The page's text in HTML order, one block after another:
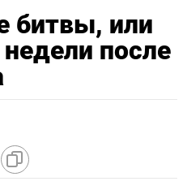
битвы, или
после